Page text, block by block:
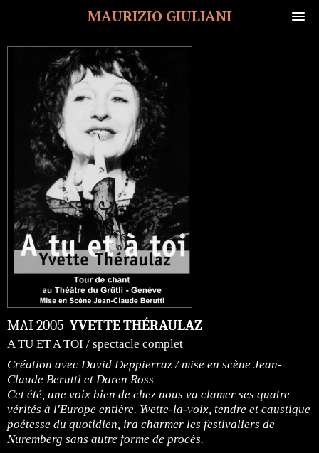
MAURIZIO GIULIANI
MAI 2005 YVETTE THÉRAULAZ
A TU ET A TOI / spectacle complet
Création avec David Deppierraz / mise en scène Jean-
Claude Berutti et Daren Ross
Cet été, une voix bien de chez nous va clamer ses quatre
vérités à l'Europe entière. Yvette-la-voix, tendre et caustique
poétesse du quotidien, ira charmer les festivaliers de
Nuremberg sans autre forme de procès.